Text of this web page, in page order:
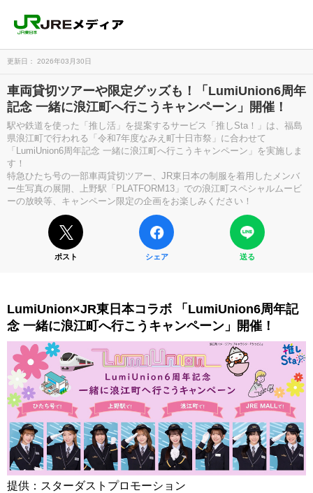
更新日： 2026年03月30日
車両貸切ツアーや限定グッズも！「LumiUnion6周年
記念 一緒に浪江町へ行こうキャンペーン」開催！
駅や鉄道を使った「推し活」を提案するサービス「推しSta！」は、福島
県浪江町で行われる「令和7年度なみえ町十日市祭」に合わせて
「LumiUnion6周年記念 一緒に浪江町へ行こうキャンペーン」を実施しま
す！
特急ひたち号の一部車両貸切ツアー、JR東日本の制服を着用したメンバ
ー生写真の展開、上野駅「PLATFORM13」での浪江町スペシャルムービ
ーの放映等、キャンペーン限定の企画をお楽しみください！
ポスト シェア 送る
LumiUnion×JR東日本コラボ 「LumiUnion6周年記
念 一緒に浪江町へ行こうキャンペーン」開催！
提供：スターダストプロモーション